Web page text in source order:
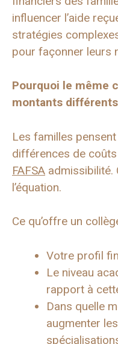
influencer l’aide
stratégies
pour façonner leurs
Pourquoi le même
montants
Les familles
différences de
FAFSA admissibilité.
l’équation.
Ce qu’offre un
Votre profil
Le niveau
rapport à
Dans quelle
augmenter